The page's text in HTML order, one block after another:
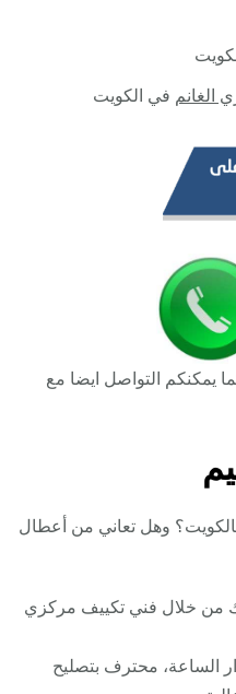
الغانم في الكويت
يمكنكم التواصل ايضا مع
وهل تعاني من أعطال
من خلال فني تكييف مركزي
الساعة، محترف بتصليح